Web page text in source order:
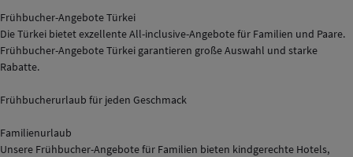
Frühbucher-Angebote Türkei
Die Türkei bietet exzellente All-inclusive-Angebote für Familien und Paare.
Frühbucher-Angebote Türkei garantieren große Auswahl und starke
Rabatte.
Frühbucherurlaub für jeden Geschmack
Familienurlaub
Unsere Frühbucher-Angebote für Familien bieten kindgerechte Hotels,